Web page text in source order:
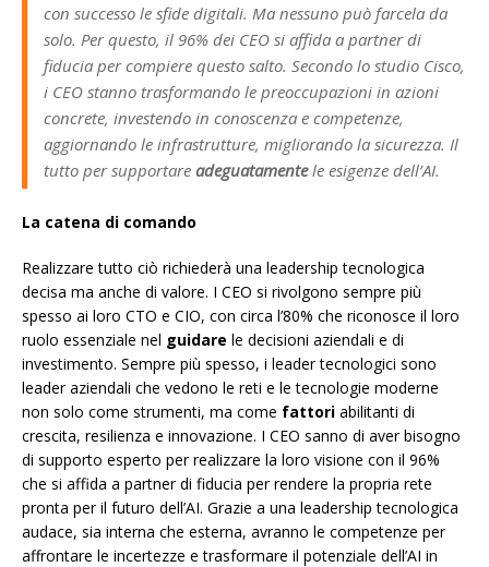
con successo le sfide digitali. Ma nessuno può farcela da
solo. Per questo, il 96% dei CEO si affida a partner di
fiducia per compiere questo salto. Secondo lo studio Cisco,
i CEO stanno trasformando le preoccupazioni in azioni
concrete, investendo in conoscenza e competenze,
aggiornando le infrastrutture, migliorando la sicurezza. Il
tutto per supportare adeguatamentele esigenze dell’AI.
La catena di comando
Realizzare tutto ciò richiederà una leadership tecnologica
decisa ma anche di valore. I CEO si rivolgono sempre più
spesso ai loro CTO e CIO, con circa l’80% che riconosce il loro
ruolo essenziale nel guidare le decisioni aziendali e di
investimento. Sempre più spesso, i leader tecnologici sono
leader aziendali che vedono le reti e le tecnologie moderne
non solo come strumenti, ma come fattori abilitanti di
crescita, resilienza e innovazione. I CEO sanno di aver bisogno
di supporto esperto per realizzare la loro visione con il 96%
che si affida a partner di fiducia per rendere la propria rete
pronta per il futuro dell’AI. Grazie a una leadership tecnologica
audace, sia interna che esterna, avranno le competenze per
affrontare le incertezze e trasformare il potenziale dell’AI in